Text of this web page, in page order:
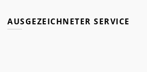
AUSGEZEICHNETER SERVICE